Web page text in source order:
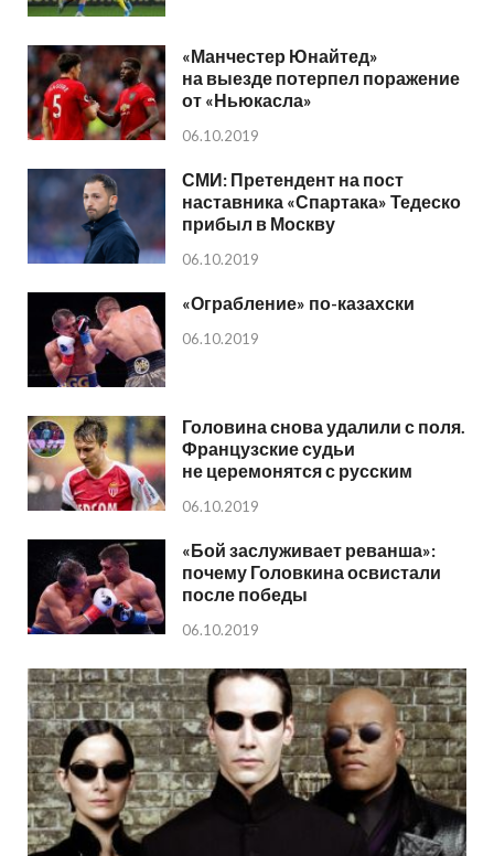
«Манчестер Юнайтед»
на выезде потерпел поражение
от «Ньюкасла»
06.10.2019
СМИ: Претендент на пост
наставника «Спартака» Тедеско
прибыл в Москву
06.10.2019
«Ограбление» по-казахски
06.10.2019
Головина снова удалили с поля.
Французские судьи
не церемонятся с русским
06.10.2019
«Бой заслуживает реванша»:
почему Головкина освистали
после победы
06.10.2019